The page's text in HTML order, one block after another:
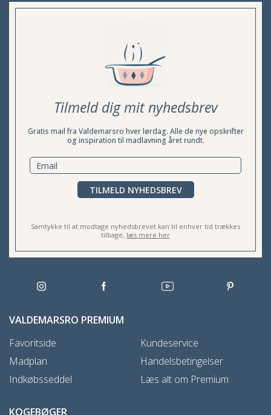
Tilmeld dig mit nyhedsbrev
Gratis mail fra Valdemarsro hver lørdag. Alle de nye opskrifter
og inspiration til madlavning året rundt.
TILMELD NYHEDSBREV
Samtykke til at modtage nyhedsbrevet kan til enhver tid trækkes
tilbage, læs mere her
VALDEMARSRO PREMIUM
Favoritside
Madplan
Indkøbsseddel
Kundeservice
Handelsbetingelser
Læs alt om Premium
KOGEBØGER